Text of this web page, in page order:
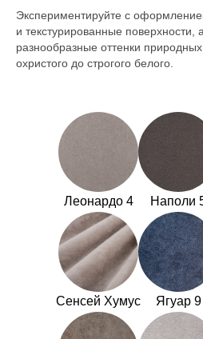
Экспериментируйте с
и текстурированные поверхности,
разнообразные оттенки
охристого до строгого белого.
Леонардо 4 Наполи
Сенсей Хумус Ягуар 9